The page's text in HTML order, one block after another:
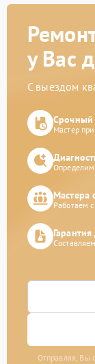
у Вас
С выездом
Срочный
Мастер
Определим
Мастера
Работаем
Отправляя, Вы